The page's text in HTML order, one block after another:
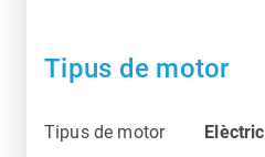
Tipus de motor
Tipus de motor Elèctric